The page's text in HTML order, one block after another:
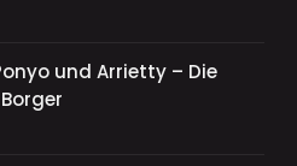
und Arrietty – Die